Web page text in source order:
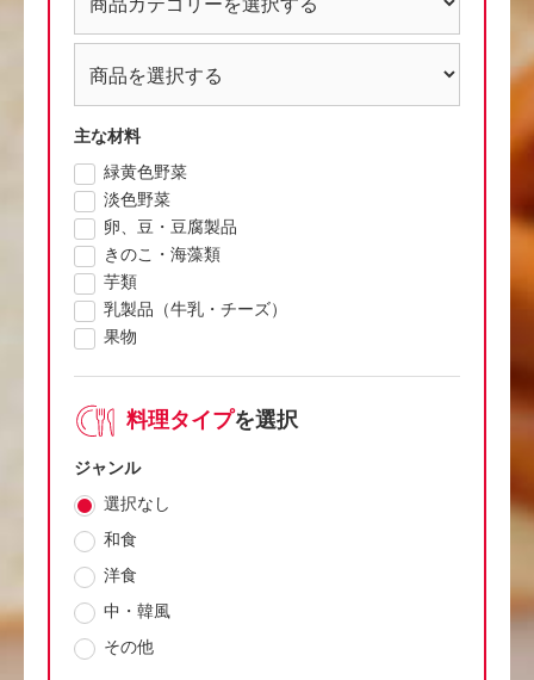
主な材料
緑黄色野菜
淡色野菜
卵、豆・豆腐製品
きのこ・海藻類
芋類
乳製品（牛乳・チーズ）
果物
料理タイプを選択
ジャンル
選択なし
和食
洋食
中・韓風
その他